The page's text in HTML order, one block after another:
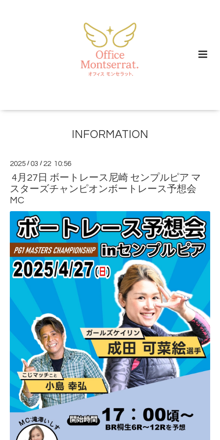
INFORMATION
2025 /03 / 22 10:56
4月27日 ボートレース尼崎 センプルピア マ
スターズチャンピオンボートレース予想会
MC